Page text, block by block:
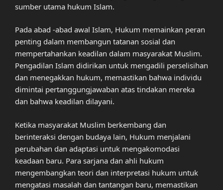
sumber utama hukum Islam.
Pada abad -abad awal Islam, Hukum memainkan peran
penting dalam membangun tatanan sosial dan
mempertahankan keadilan dalam masyarakat Muslim.
Pengadilan Islam didirikan untuk mengadili perselisihan
dan menegakkan hukum, memastikan bahwa individu
dimintai pertanggungjawaban atas tindakan mereka
dan bahwa keadilan dilayani.
Ketika masyarakat Muslim berkembang dan
berinteraksi dengan budaya lain, Hukum menjalani
perubahan dan adaptasi untuk mengakomodasi
keadaan baru. Para sarjana dan ahli hukum
mengembangkan teori dan interpretasi hukum untuk
mengatasi masalah dan tantangan baru, memastikan